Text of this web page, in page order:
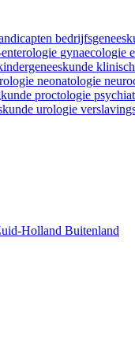
gynaecologie
neonatologie
proctologie
urologie
Holland Buitenland